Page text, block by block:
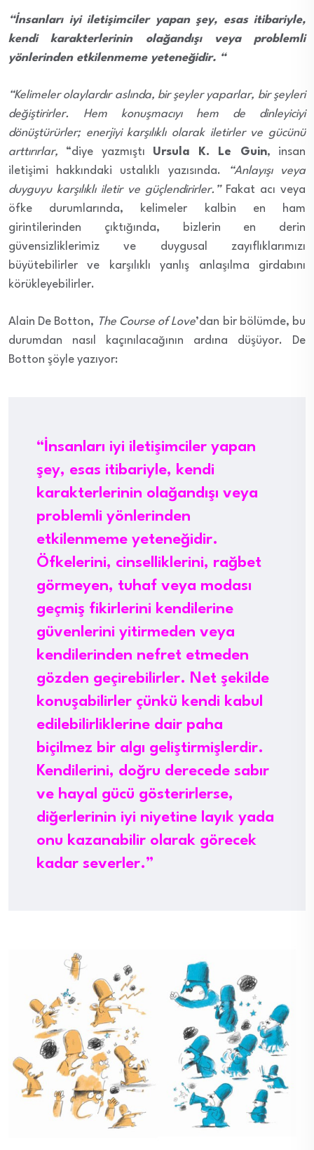
“İnsanları iyi iletişimciler yapan şey, esas itibariyle,
kendi karakterlerinin olağandışı veya problemli
yönlerinden etkilenmeme yeteneğidir. “
“Kelimeler olaylardır aslında, bir şeyler yaparlar, bir şeyleri
değiştirirler. Hem konuşmacıyı hem de dinleyiciyi
dönüştürürler; enerjiyi karşılıklı olarak iletirler ve gücünü
arttırırlar, “diye yazmıştı Ursula K. Le Guin, insan
iletişimi hakkındaki ustalıklı yazısında.
“Anlayışı veya
duyguyu karşılıklı iletir ve güçlendirirler.”Fakat acı veya
öfke durumlarında, kelimeler kalbin en ham
girintilerinden çıktığında, bizlerin en derin
güvensizliklerimiz ve duygusal zayıflıklarımızı
büyütebilirler ve karşılıklı yanlış anlaşılma girdabını
körükleyebilirler.
Alain De Botton, The Course of Love’dan bir bölümde, bu
durumdan nasıl kaçınılacağının ardına düşüyor. De
Botton şöyle yazıyor:
“İnsanları iyi iletişimciler yapan
şey, esas itibariyle, kendi
karakterlerinin olağandışı veya
problemli yönlerinden
etkilenmeme yeteneğidir.
Öfkelerini, cinselliklerini, rağbet
görmeyen, tuhaf veya modası
geçmiş fikirlerini kendilerine
güvenlerini yitirmeden veya
kendilerinden nefret etmeden
gözden geçirebilirler. Net şekilde
konuşabilirler çünkü kendi kabul
edilebilirliklerine dair paha
biçilmez bir algı geliştirmişlerdir.
Kendilerini, doğru derecede sabır
ve hayal gücü gösterirlerse,
diğerlerinin iyi niyetine layık yada
onu kazanabilir olarak görecek
kadar severler.”